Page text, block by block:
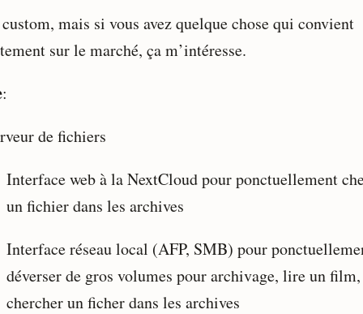
mais si vous avez quelque chose qui convient
sur le marché, ça m’intéresse.
:
de fichiers
Interface web à la NextCloud pour ponctuellement
un fichier dans les archives
Interface réseau local (AFP, SMB) pour
déverser de gros volumes pour archivage, lire un
chercher un ficher dans les archives